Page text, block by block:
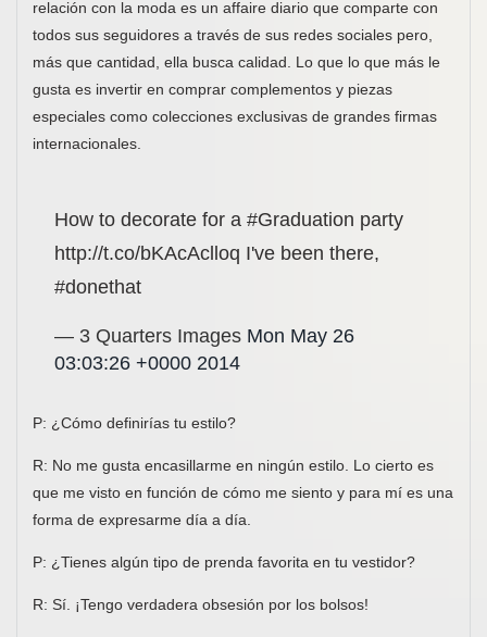
relación con la moda es un affaire diario que comparte con
todos sus seguidores a través de sus redes sociales pero,
más que cantidad, ella busca calidad. Lo que lo que más le
gusta es invertir en comprar complementos y piezas
especiales como colecciones exclusivas de grandes firmas
internacionales.
How to decorate for a #Graduation party
http://t.co/bKAcAclloq I've been there,
#donethat
— 3 Quarters Images Mon May 26
03:03:26 +0000 2014
P: ¿Cómo definirías tu estilo?
R: No me gusta encasillarme en ningún estilo. Lo cierto es
que me visto en función de cómo me siento y para mí es una
forma de expresarme día a día.
P: ¿Tienes algún tipo de prenda favorita en tu vestidor?
R: Sí. ¡Tengo verdadera obsesión por los bolsos!